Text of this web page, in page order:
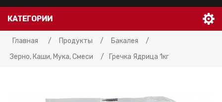
КАТЕГОРИИ
Главная / Продукты / Бакалея
/
Зерно, Каши, Мука, Смеси
/ Гречка Ядрица 1кг